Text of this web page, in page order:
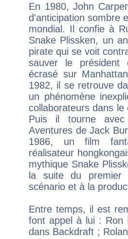
En 1980, John
d'anticipation sombre
mondial. Il confie à
Snake Plissken, un
pirate qui se voit
sauver le président
écrasé sur
1982, il se retrouve
un phénomène
collaborateurs dans
Puis il tourne
Aventures de Jack
1986, un film
réalisateur
mythique Snake
la suite du premier
scénario et à la
Entre temps, il est
font appel à lui : Ron
dans Backdraft ;